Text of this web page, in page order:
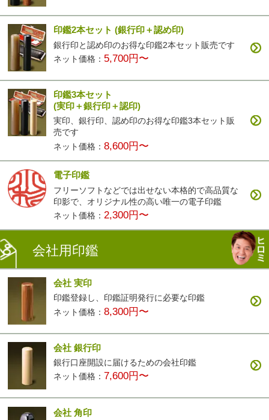
印鑑2本セット(銀行印＋認め印)
銀行印と認め印のお得な印鑑2本セット販売です
ネット価格： 5,700円〜
印鑑3本セット
(実印＋銀行印＋認印)
実印、銀行印、認め印のお得な印鑑3本セット販
売です
ネット価格：8,600円〜
電子印鑑
フリーソフトなどでは出せない本格的で高品質な
印影で、オリジナル性の高い唯一の電子印鑑
ネット価格： 2,300円〜
会社用印鑑
会社 実印
印鑑登録し、印鑑証明発行に必要な印鑑
ネット価格：8,300円〜
会社 銀行印
銀行口座開設に届けるための会社印鑑
ネット価格： 7,600円〜
会社 角印